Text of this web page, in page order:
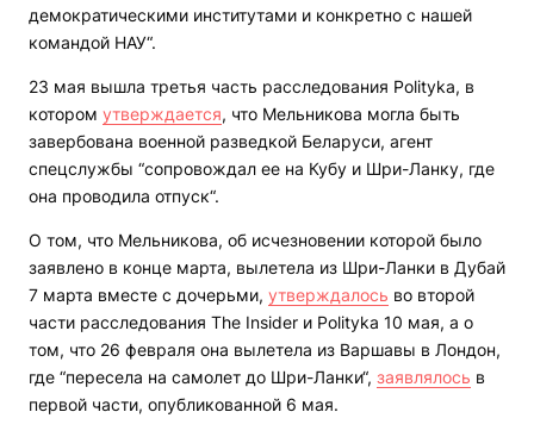
демократическими институтами и конкретно с нашей
командой НАУ“.
23 мая вышла третья часть расследования Polityka, в
котором утверждается, что Мельникова могла быть
завербована военной разведкой Беларуси, агент
спецслужбы “сопровождал ее на Кубу и Шри-Ланку, где
она проводила отпуск“.
О том, что Мельникова, об исчезновении которой было
заявлено в конце марта, вылетела из Шри-Ланки в Дубай
7 марта вместе с дочерьми, утверждалось во второй
части расследования The Insider и Polityka 10 мая, а о
том, что 26 февраля она вылетела из Варшавы в Лондон,
где “пересела на самолет до Шри-Ланки“, заявлялось в
первой части, опубликованной 6 мая.